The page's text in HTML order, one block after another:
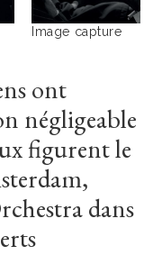
Image capture
ont
négligeable
figurentle
dans